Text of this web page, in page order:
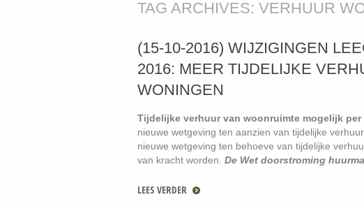
TAG ARCHIVES: VERHUUR
(15-10-2016) WIJZIGINGEN
2016: MEER TIJDELIJKE
WONINGEN
Tijdelijke verhuur van woonruimte mogelijk per
nieuwe wetgeving ten aanzien van tijdelijke
nieuwe wetgeving ten behoeve van tijdelijke
van kracht worden. De Wet doorstroming
LEES VERDER